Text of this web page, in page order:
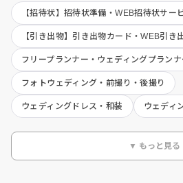
【招待状】招待状準備・WEB招待状サー
【引き出物】引き出物カード・WEB引き
フリープランナー・ウェディングプランナ
フォトウェディング・前撮り・後撮り
ウェディングドレス・和装 ウェディ
▼ もっと見る